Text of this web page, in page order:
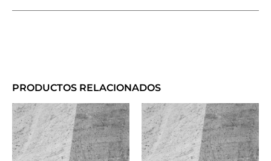
PRODUCTOS RELACIONADOS